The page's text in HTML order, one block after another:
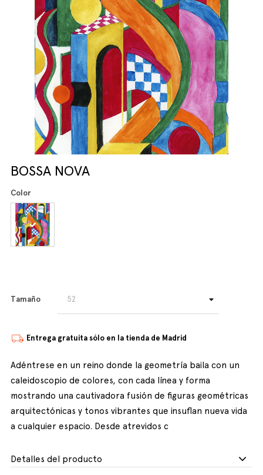
BOSSA NOVA
Color
Tamaño
Entrega gratuita sólo en la tienda de Madrid
Adéntrese en un reino donde la geometría baila con un
caleidoscopio de colores, con cada línea y forma
mostrando una cautivadora fusión de figuras geométricas
arquitectónicas y tonos vibrantes que insuflan nueva vida
a cualquier espacio. Desde atrevidos c
Detalles del producto